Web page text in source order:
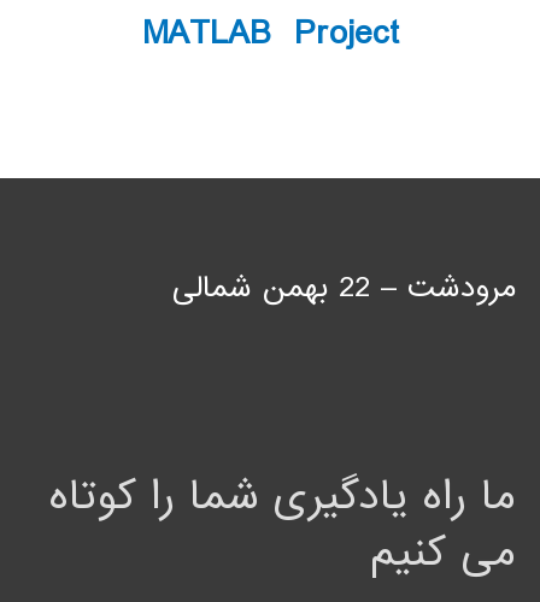
MATLAB Project
مرودشت – 22 بهمن شمالی
ما راه یادگیری شما را کوتاه
می کنیم